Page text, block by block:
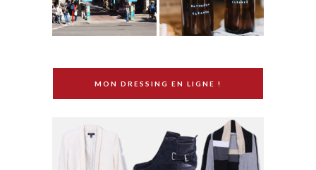
MON DRESSING EN LIGNE !